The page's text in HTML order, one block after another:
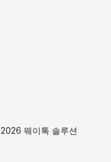
2026 웨이톡 솔루션